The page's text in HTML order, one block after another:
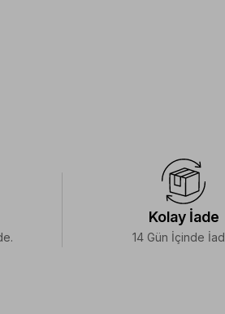
Kolay İade
14 Gün İçinde